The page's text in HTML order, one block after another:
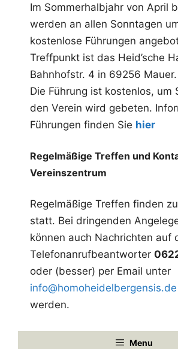
t
a
l
t
u
n
g
-
N
v
i
g
a
t
i
o
Im Sommerhalbjahr von April
werden an allen Sonntagen
kostenlose Führungen
Treffpunkt ist das Heid’sche
Bahnhofstr. 4 in 69256 Mauer.
Die Führung ist kostenlos, um
den Verein wird gebeten.
Führungen finden Sie hier
Regelmäßige Treffen und
Vereinszentrum
Regelmäßige Treffen finden
statt. Bei dringenden
können auch Nachrichten auf
Telefonanrufbeantworter
oder (besser) per Email unter
info@homoheidelbergensis.de
werden.
Menu